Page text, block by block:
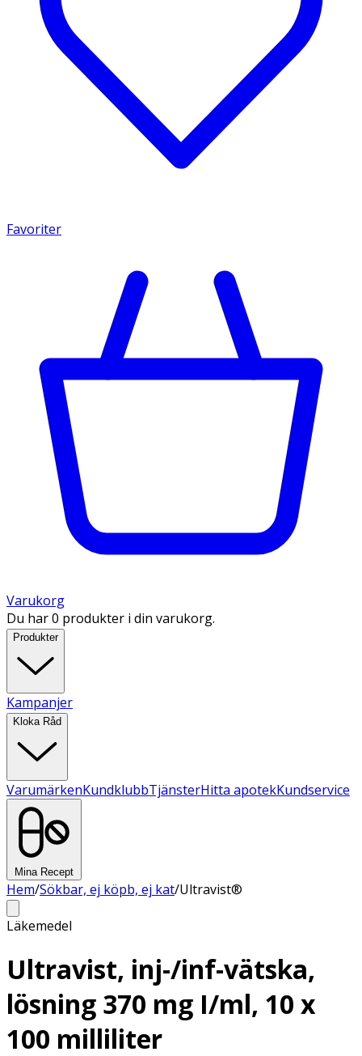
Favoriter
Varukorg
Du har 0 produkter i din varukorg.
Produkter
Kampanjer
Kloka Råd
VarumärkenKundklubbTjänsterHitta apotekKundservice
Mina Recept
Hem/Sökbar, ej köpb, ej kat/Ultravist®
Läkemedel
Ultravist, inj-/inf-vätska,
lösning 370 mg I/ml, 10 x
100 milliliter